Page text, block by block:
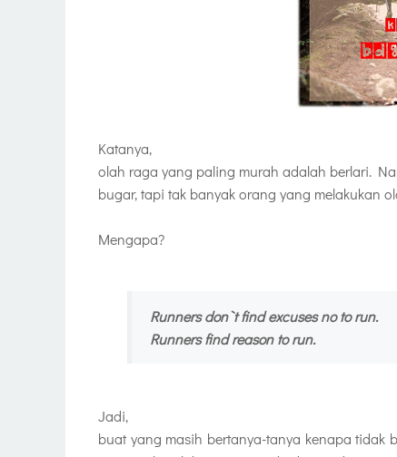
Katanya,
olah raga yang paling murah adalah berlari.
bugar, tapi tak banyak orang yang melakukan
Mengapa?
Runners don`t find excuses no to run.
Runners find reason to run.
Jadi,
buat yang masih bertanya-tanya kenapa tidak